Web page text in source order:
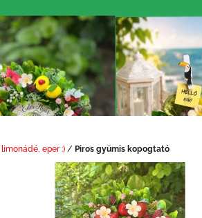
eper :) / Piros gyümis kopogtató